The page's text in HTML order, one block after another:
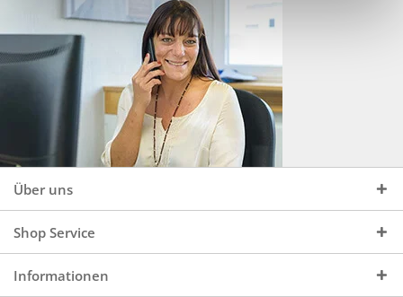
Über uns
Shop Service
Informationen